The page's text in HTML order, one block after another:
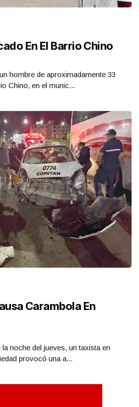
En El Barrio Chino
hombre de aproximadamente 33
Chino, en el munic...
Carambola En
noche del jueves, un taxista en
provocó una a...